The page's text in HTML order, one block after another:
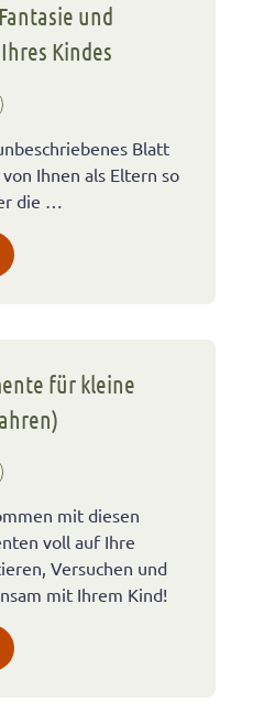
und
Kindes
Blatt
Ihnen als Eltern so
die …
für kleine
mit diesen
voll auf Ihre
Versuchen und
mit Ihrem Kind!